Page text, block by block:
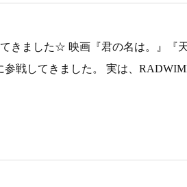
きました☆ 映画『君の名は。』『
参戦してきました。 実は、